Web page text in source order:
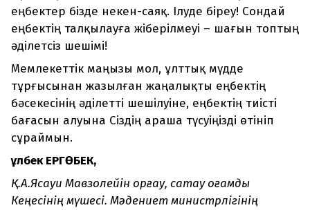
еңбектер бізде некен-саяқ. Ілуде біреу! Сондай
еңбектің талқылауға жіберілмеуі – шағын топтың
әділетсіз шешімі!
Мемлекеттік маңызы мол, ұлттық мүдде
тұрғысынан жазылған жаңалықты еңбектің
бәсекесінің әділетті шешілуіне, еңбектің тиісті
бағасын алуына Сіздің араша түсуіңізді өтініп
сұраймын.
Құлбек ЕРГӨБЕК,
Қ.А.Ясауи Мавзолейін қорғау, сақтау қоғамдық
Кеңесінің мүшесі. Мәдениет министрлігінің